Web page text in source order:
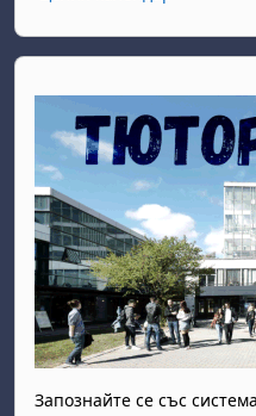
Запознайте се със